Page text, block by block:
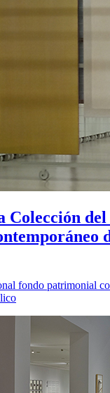
Colección del
fondo patrimonial